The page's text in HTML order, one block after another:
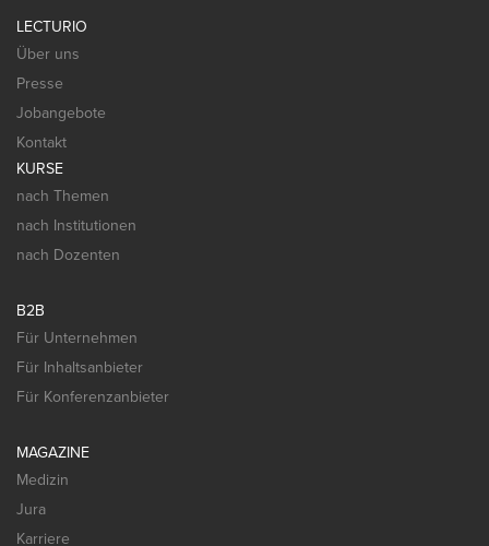
LECTURIO
Über uns
Presse
Jobangebote
Kontakt
KURSE
nach Themen
nach Institutionen
nach Dozenten
B2B
Für Unternehmen
Für Inhaltsanbieter
Für Konferenzanbieter
MAGAZINE
Medizin
Jura
Karriere